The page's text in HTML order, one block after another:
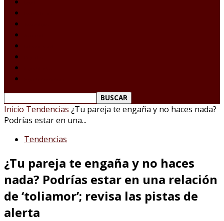
Inicio Tendencias ¿Tu pareja te engaña y no haces nada?
Podrías estar en una...
Tendencias
¿Tu pareja te engaña y no haces
nada? Podrías estar en una relación
de ‘toliamor’; revisa las pistas de
alerta